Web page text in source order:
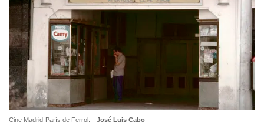
Cine Madrid-París de Ferrol. José Luis Cabo